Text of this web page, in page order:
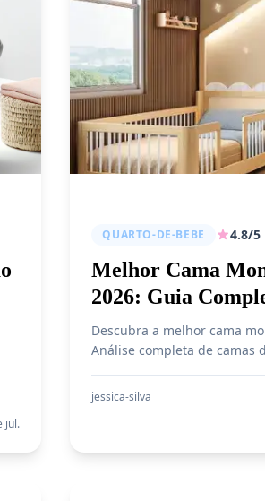
jul.
QUARTO-DE-BEBE 4.8/5
Melhor Cama
2026: Guia
Descubra a melhor cama
Análise completa de camas
segurança, transição do
pelo melhor preço.
jessica-silva